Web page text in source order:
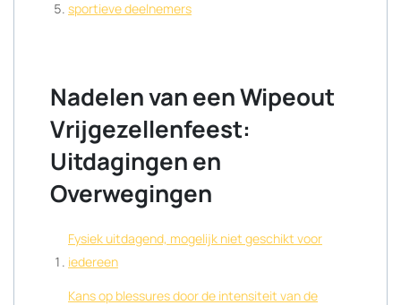
sportieve deelnemers
Nadelen van een Wipeout
Vrijgezellenfeest:
Uitdagingen en
Overwegingen
Fysiek uitdagend, mogelijk niet geschikt voor
iedereen
Kans op blessures door de intensiteit van de